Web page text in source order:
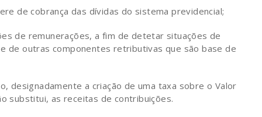
de cobrança das dívidas do sistema previdencial;
de remunerações, a fim de detetar situações de
de outras componentes retributivas que são base de
designadamente a criação de uma taxa sobre o Valor
substitui, as receitas de contribuições.